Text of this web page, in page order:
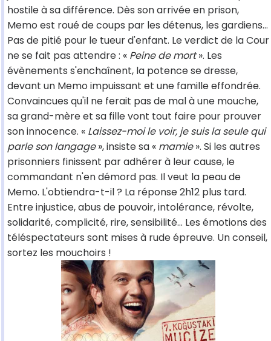
hostile à sa différence. Dès son arrivée en prison,
Memo est roué de coups par les détenus, les gardiens...
Pas de pitié pour le tueur d'enfant. Le verdict de la Cour
ne se fait pas attendre : « Peine de mort». Les
évènements s'enchaînent, la potence se dresse,
devant un Memo impuissant et une famille effondrée.
Convaincues qu'il ne ferait pas de mal à une mouche,
sa grand-mère et sa fille vont tout faire pour prouver
son innocence. « Laissez-moi le voir, je suis la seule qui
parle son langage», insiste sa « mamie». Si les autres
prisonniers finissent par adhérer à leur cause, le
commandant n'en démord pas. Il veut la peau de
Memo. L'obtiendra-t-il ? La réponse 2h12 plus tard.
Entre injustice, abus de pouvoir, intolérance, révolte,
solidarité, complicité, rire, sensibilité... Les émotions des
téléspectateurs sont mises à rude épreuve. Un conseil,
sortez les mouchoirs !